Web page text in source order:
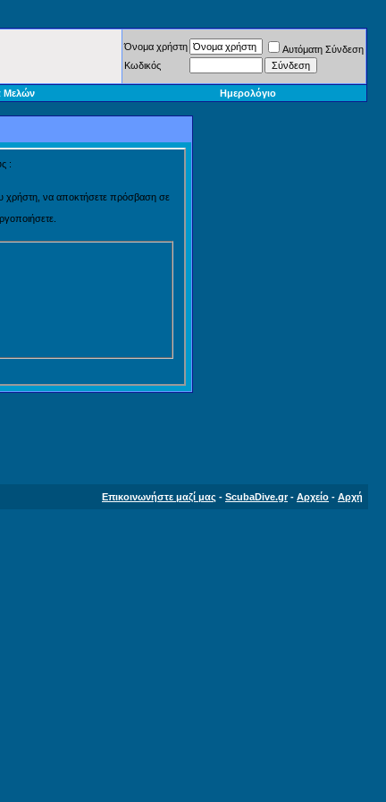
Όνομα χρήστη
Αυτόματη Σύνδεση
Κωδικός
Μελών Ημερολόγιο
:
χρήστη, να αποκτήσετε πρόσβαση σε
Επικοινωνήστε μαζί μας - ScubaDive.gr- Αρχείο - Αρχή